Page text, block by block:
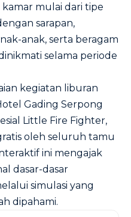
mulai dari tipe
sarapan,
anak, serta beragam
selama periode
kegiatan liburan
Gading Serpong
Little Fire Fighter,
oleh seluruh tamu
ini mengajak
dasar-dasar
simulasi yang
dipahami.